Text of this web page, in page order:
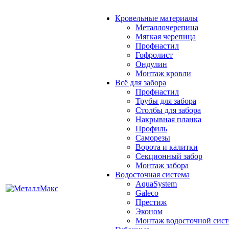
Кровельные материалы
Металлочерепица
Мягкая черепица
Профнастил
Гофролист
Ондулин
Монтаж кровли
Всё для забора
Профнастил
Трубы для забора
Столбы для забора
Накрывная планка
Профиль
Саморезы
Ворота и калитки
Секционный забор
Монтаж забора
Водосточная система
AquaSystem
Galeco
Престиж
Эконом
Монтаж водосточной